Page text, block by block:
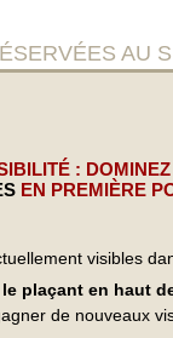
AU
:
EN PREMIÈRE
visibles
plaçant en haut
de nouveaux